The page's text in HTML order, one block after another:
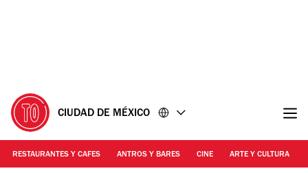
CIUDAD DE MÉXICO
RESTAURANTES Y CAFES ANTROS Y BARES CINE ARTE Y CULTURA
Foto: Alejandra Carbajal